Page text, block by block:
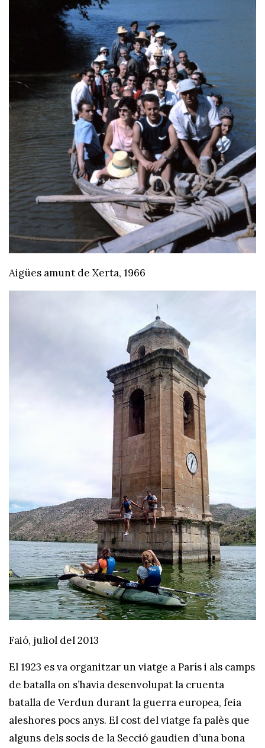
Aigües amunt de Xerta, 1966
Faió, juliol del 2013
El 1923 es va organitzar un viatge a París i als camps
de batalla on s’havia desenvolupat la cruenta
batalla de Verdun durant la guerra europea, feia
aleshores pocs anys. El cost del viatge fa palès que
alguns dels socis de la Secció gaudien d’una bona